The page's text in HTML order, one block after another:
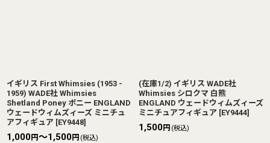
イギリス First Whimsies (1953 -
1959) WADE社 Whimsies
Shetland Poney ポニー ENGLAND
ウェードウィムズィーズ ミニチュ
アフィギュア [EY9448]
1,000円～1,500円 (税込)
(在庫1/2) イギリス WADE社
Whimsies シロクマ 白熊
ENGLAND ウェードウィムズィーズ
ミニチュアフィギュア [EY9444]
1,500円 (税込)